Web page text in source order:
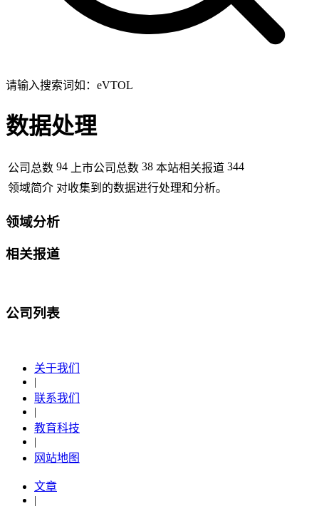
请输入搜索词如：eVTOL
数据处理
公司总数 94 上市公司总数 38 本站相关报道 344
领域简介 对收集到的数据进行处理和分析。
领域分析
相关报道
公司列表
关于我们
联系我们
教育科技
网站地图
文章